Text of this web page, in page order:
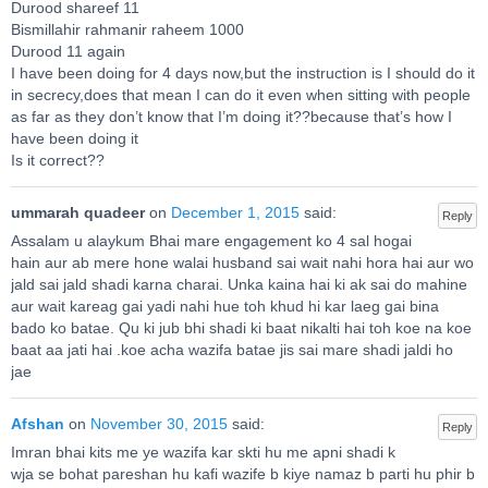
Durood shareef 11
Bismillahir rahmanir raheem 1000
Durood 11 again
I have been doing for 4 days now,but the instruction is I should do it
in secrecy,does that mean I can do it even when sitting with people
as far as they don’t know that I’m doing it??because that’s how I
have been doing it
Is it correct??
Reply
ummarah quadeeron December 1, 2015 said:
Assalam u alaykum Bhai mare engagement ko 4 sal hogai
hain aur ab mere hone walai husband sai wait nahi hora hai aur wo
jald sai jald shadi karna charai. Unka kaina hai ki ak sai do mahine
aur wait kareag gai yadi nahi hue toh khud hi kar laeg gai bina
bado ko batae. Qu ki jub bhi shadi ki baat nikalti hai toh koe na koe
baat aa jati hai .koe acha wazifa batae jis sai mare shadi jaldi ho
jae
Reply
Afshan on November 30, 2015 said:
Imran bhai kits me ye wazifa kar skti hu me apni shadi k
wja se bohat pareshan hu kafi wazife b kiye namaz b parti hu phir b